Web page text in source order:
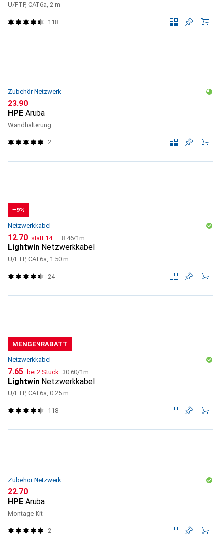
U/FTP, CAT6a, 2 m
118
Zubehör Netzwerk
CHF
23.90
HPE Aruba
Wandhalterung
2
−9%
Netzwerkkabel
CHF
12.70 statt CHF
14.– CHF
8.46/1m
Lightwin Netzwerkkabel
U/FTP, CAT6a, 1.50 m
24
MENGENRABATT
Netzwerkkabel
CHF
7.65 bei 2 Stück CHF
30.60/1m
Lightwin Netzwerkkabel
U/FTP, CAT6a, 0.25 m
118
Zubehör Netzwerk
CHF
22.70
HPE Aruba
Montage-Kit
2